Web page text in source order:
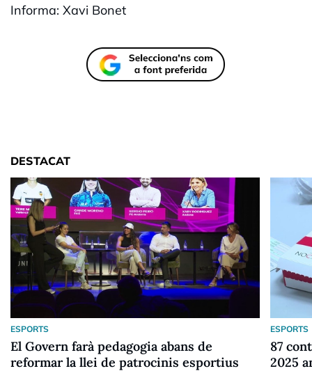
Informa: Xavi Bonet
DESTACAT
ESPORTS
El Govern farà pedagogia abans de
reformar la llei de patrocinis esportius
ESPORTS
87
2025